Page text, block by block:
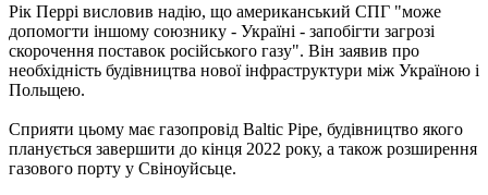
Рік Перрі висловив надію, що американський СПГ "може
допомогти іншому союзнику - Україні - запобігти загрозі
скорочення поставок російського газу". Він заявив про
необхідність будівництва нової інфраструктури між Україною і
Польщею.
Сприяти цьому має газопровід Baltic Pipe, будівництво якого
планується завершити до кінця 2022 року, а також розширення
газового порту у Свіноуйсьце.